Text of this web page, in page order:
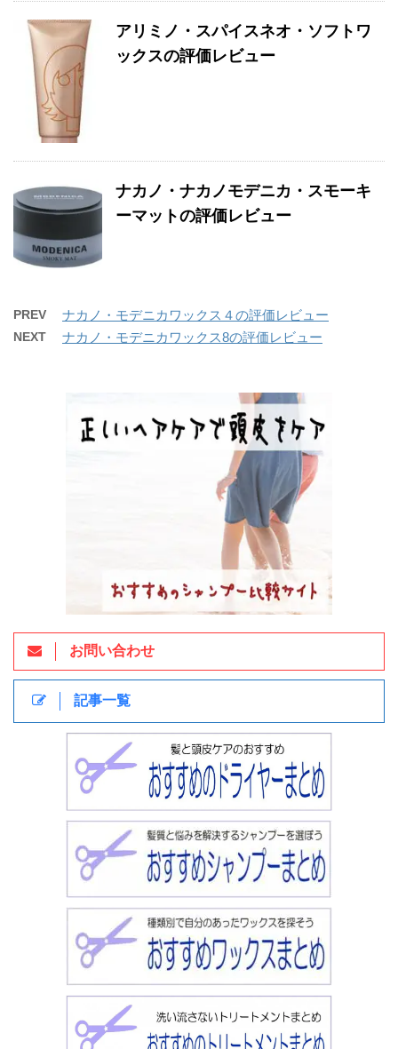
アリミノ・スパイスネオ・ソフトワ
ックスの評価レビュー
ナカノ・ナカノモデニカ・スモーキ
ーマットの評価レビュー
PREV ナカノ・モデニカワックス４の評価レビュー
NEXT ナカノ・モデニカワックス8の評価レビュー
お問い合わせ
記事一覧